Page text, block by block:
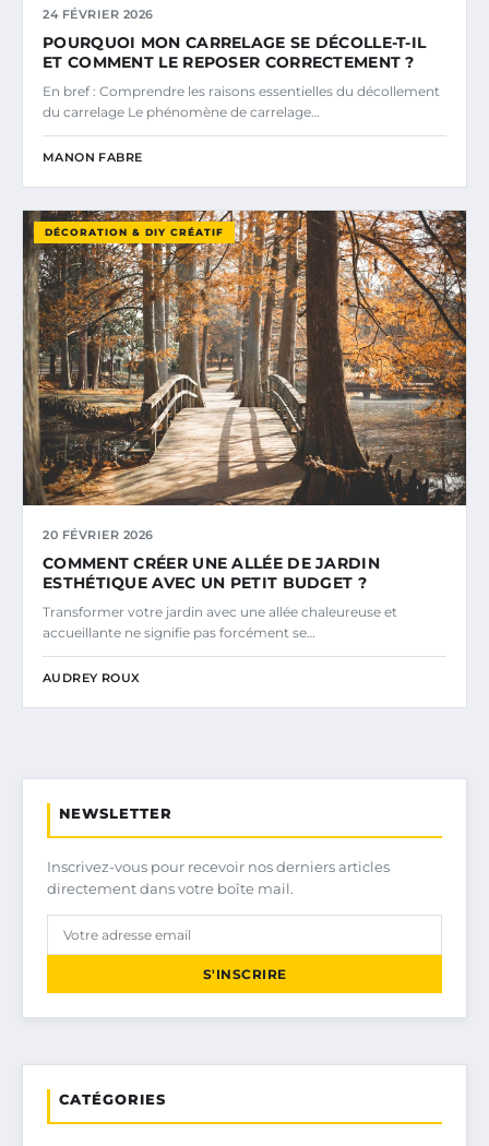
24 FÉVRIER 2026
POURQUOI MON CARRELAGE SE DÉCOLLE-T-IL
ET COMMENT LE REPOSER CORRECTEMENT ?
En bref : Comprendre les raisons essentielles du décollement
du carrelage Le phénomène de carrelage…
MANON FABRE
DÉCORATION & DIY CRÉATIF
20 FÉVRIER 2026
COMMENT CRÉER UNE ALLÉE DE JARDIN
ESTHÉTIQUE AVEC UN PETIT BUDGET ?
Transformer votre jardin avec une allée chaleureuse et
accueillante ne signifie pas forcément se…
AUDREY ROUX
NEWSLETTER
Inscrivez-vous pour recevoir nos derniers articles
directement dans votre boîte mail.
S'INSCRIRE
CATÉGORIES